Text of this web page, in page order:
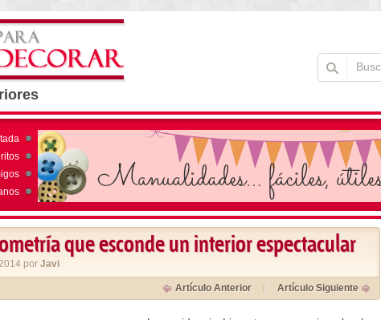
que esconde un interior espectacular
por Javi
Artículo Anterior Artículo Siguiente